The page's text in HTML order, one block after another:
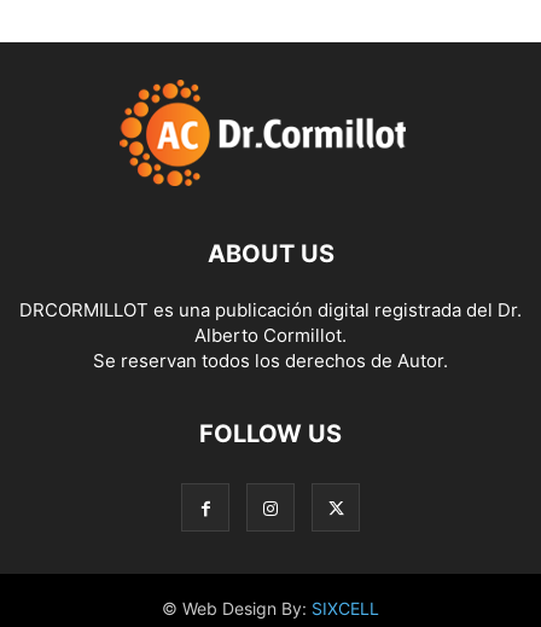
ABOUT US
DRCORMILLOT es una publicación digital registrada del Dr.
Alberto Cormillot.
Se reservan todos los derechos de Autor.
FOLLOW US
© Web Design By: SIXCELL